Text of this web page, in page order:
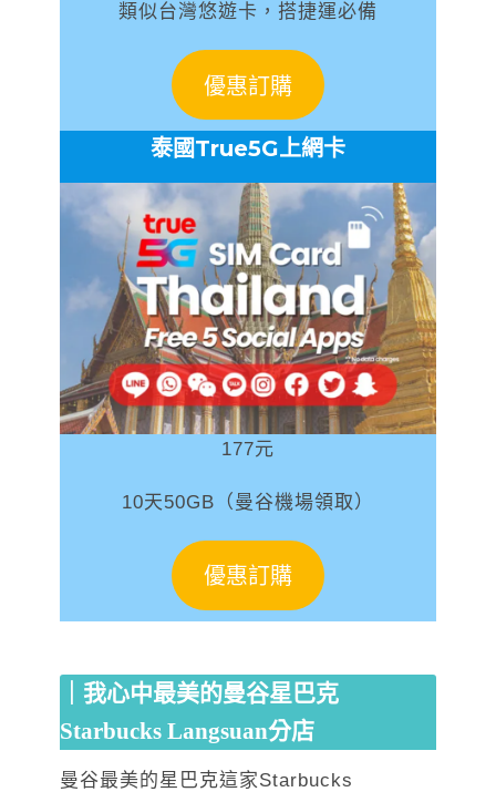
類似台灣悠遊卡，搭捷運必備
優惠訂購
泰國True5G上網卡
177元
10天50GB（曼谷機場領取）
優惠訂購
｜我心中最美的曼谷星巴克
Starbucks Langsuan分店
曼谷最美的星巴克這家Starbucks